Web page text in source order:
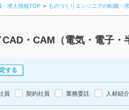
・求人情報TOP ものづくりエンジニアの転職・
・CAM（電気・電子
する
員 契約社員 業務委託 人材紹介